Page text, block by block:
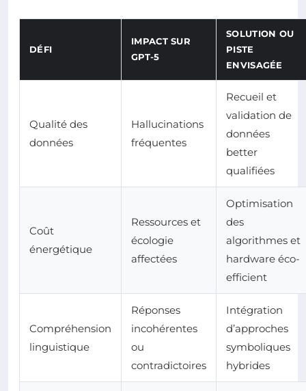
DÉFI
IMPACT SUR
GPT-5
SOLUTION OU
PISTE
ENVISAGÉE
Qualité des
données
Hallucinations
fréquentes
Recueil et
validation de
données
better
qualifiées
Coût
énergétique
Ressources et
écologie
affectées
Optimisation
des
algorithmes et
hardware éco-
efficient
Compréhension
linguistique
Réponses
incohérentes
ou
contradictoires
Intégration
d’approches
symboliques
hybrides